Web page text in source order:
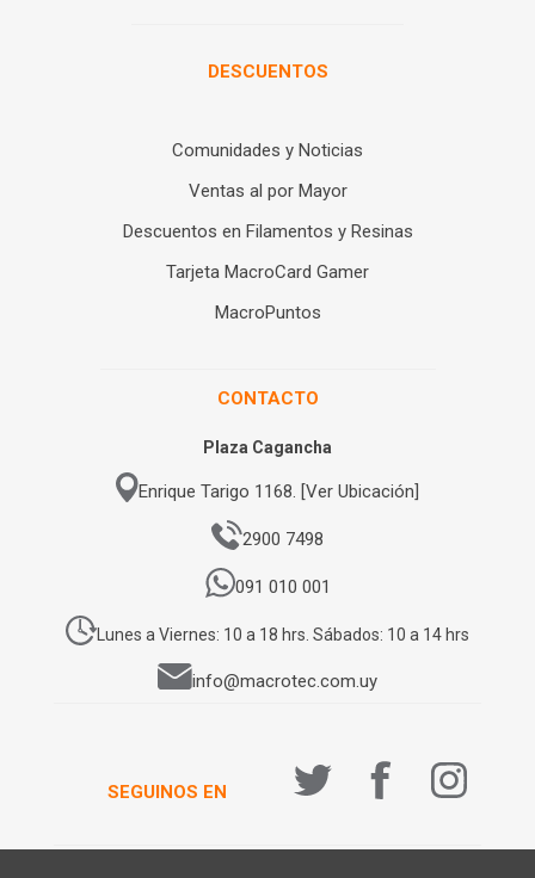
DESCUENTOS
Comunidades y Noticias
Ventas al por Mayor
Descuentos en Filamentos y Resinas
Tarjeta MacroCard Gamer
MacroPuntos
CONTACTO
Plaza Cagancha
Enrique Tarigo 1168. [Ver Ubicación]
2900 7498
091 010 001
Lunes a Viernes: 10 a 18 hrs. Sábados: 10 a 14 hrs
info@macrotec.com.uy
SEGUINOS EN